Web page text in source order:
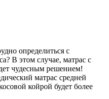
определиться с
В этом случае, матрас с
чудесным решением!
матрас средней
койрой будет более